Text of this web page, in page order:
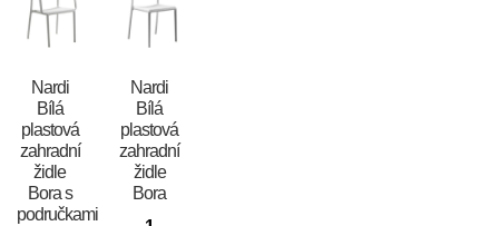
Nardi
Bílá
plastová
zahradní
židle
Bora s
područkami
Nardi
Bílá
plastová
zahradní
židle
Bora